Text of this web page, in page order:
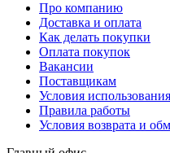
Про компанию
Доставка и оплата
Как делать покупки
Оплата покупок
Вакансии
Поставщикам
Условия использования
Правила работы
Условия возврата и